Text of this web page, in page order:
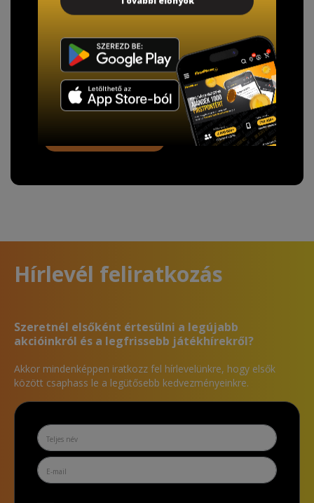
Fizetésnél kérje az ingyenes adattörlő kódot
A Kormány döntése alapján a kereskedő minden tartós
adathordozó termék vásárlásakor köteles ingyenes
adattörlő kódot biztosítani.
Hírlevél feliratkozás
Szeretnél elsőként értesülni a legújabb
akcióinkról és a legfrissebb játékhírekről?
Akkor mindenképpen iratkozz fel hírlevelünkre, hogy elsők
között csaphass le a legütősebb kedvezményeinkre.